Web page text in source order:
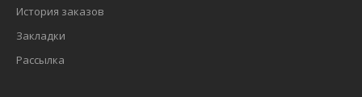
История заказов
Закладки
Рассылка